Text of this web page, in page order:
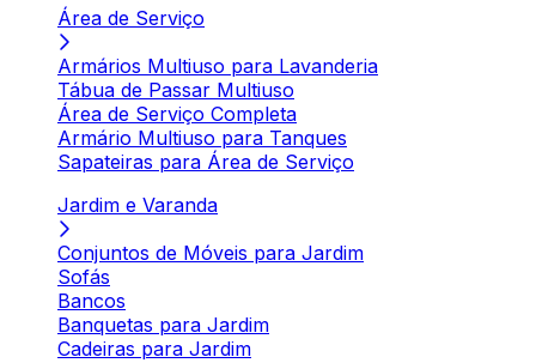
Área de Serviço
Armários Multiuso para Lavanderia
Tábua de Passar Multiuso
Área de Serviço Completa
Armário Multiuso para Tanques
Sapateiras para Área de Serviço
Jardim e Varanda
Conjuntos de Móveis para Jardim
Sofás
Bancos
Banquetas para Jardim
Cadeiras para Jardim